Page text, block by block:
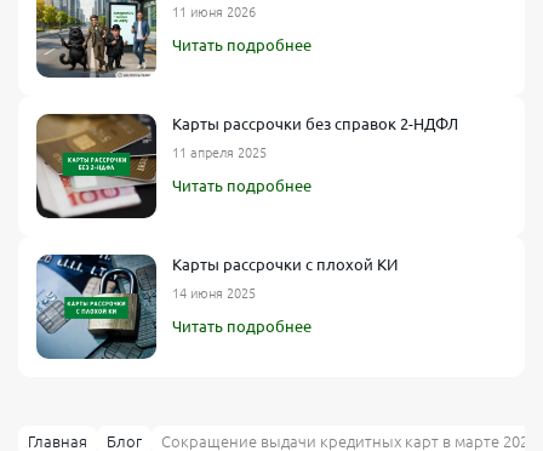
11 июня 2026
Читать подробнее
Карты рассрочки без справок 2-НДФЛ
11 апреля 2025
Читать подробнее
Карты рассрочки с плохой КИ
14 июня 2025
Читать подробнее
Главная Блог Сокращение выдачи кредитных карт в марте 2025